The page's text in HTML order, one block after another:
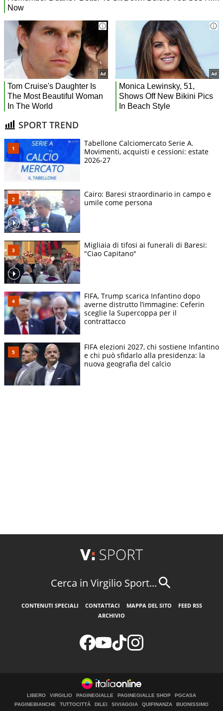
SPORT TREND
Tabellone Calciomercato Serie A.
Movimenti, acquisti e cessioni: estate
2026-27
Cairo: Baresi straordinario in campo e
umile come persona
Migliaia di tifosi ai funerali di Baresi:
"Ciao Capitano"
FIFA, Trump scarica Infantino dopo
averne distrutto l’immagine: Ceferin
sceglie la Supercoppa per il
contrattacco
FIFA elezioni 2027, chi sostiene Infantino
e chi può sfidarlo alla presidenza: la
nuova geografia del calcio
Cerca in Virgilio Sport...
CONTENUTI SPECIALI CONTATTACI MAPPA DEL SITO
FEED RSS
ARCHIVIO
LIBERO VIRGILIO PAGINEGIALLE PAGINEGIALLE SHOP
PGCASA
PAGINEBIANCHE
TUTTOCITTÀ DILEI SIVIAGGIA QUIFINANZA
BUONISSIMO